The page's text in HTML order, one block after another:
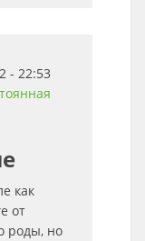
- 22:53
как
от
роды, но